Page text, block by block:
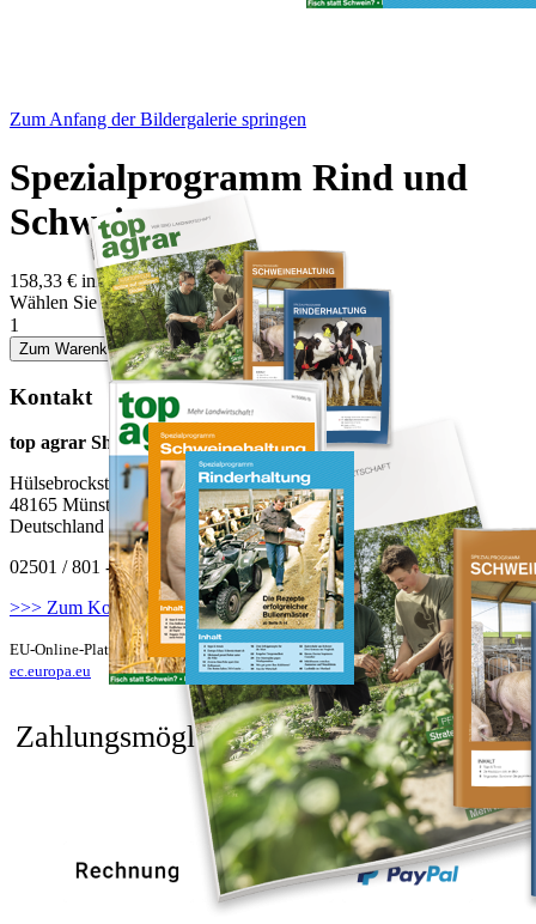
Zum Anfang der Bildergalerie springen
Spezialprogramm Rind und
Schwein
158,33 € inkl. MwSt.
Wählen Sie die Startausgabe
1
Zum Warenkorb hinzufügen
Kontakt
top agrar Shop
Hülsebrockstr. 2 - 8
48165 Münster
Deutschland
02501 / 801 - 3000
>>> Zum Kontaktformular
EU-Online-Plattform zur alternativen Streitbeilegung:
ec.europa.eu
Zahlungsmöglichkeiten